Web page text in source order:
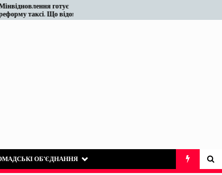
відомо
таксі існує десятиліттями
ОБ’ЄДНАННЯ